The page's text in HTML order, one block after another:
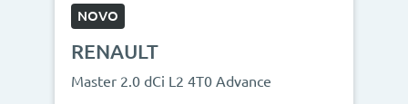
NOVO
RENAULT
Master 2.0 dCi L2 4T0 Advance